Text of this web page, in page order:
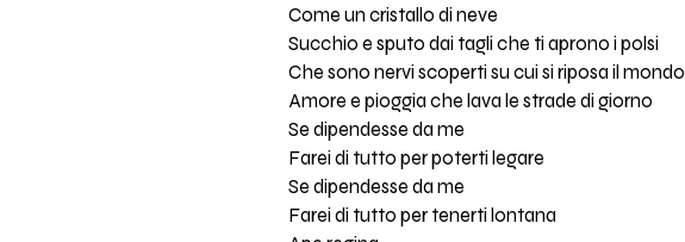
Come un cristallo di neve
Succhio e sputo dai tagli che ti aprono i polsi
Che sono nervi scoperti su cui si riposa il mondo
Amore e pioggia che lava le strade di giorno
Se dipendesse da me
Farei di tutto per poterti legare
Se dipendesse da me
Farei di tutto per tenerti lontana